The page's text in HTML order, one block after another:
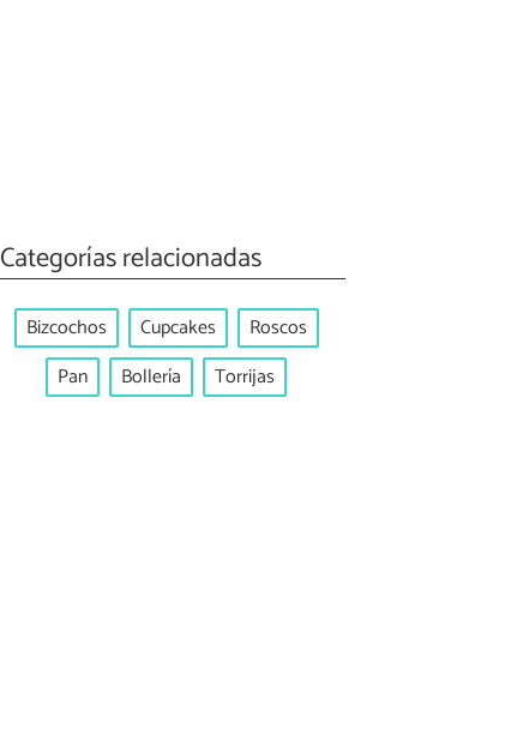
Categorías relacionadas
Bizcochos Cupcakes
Roscos
Pan
Bollería Torrijas